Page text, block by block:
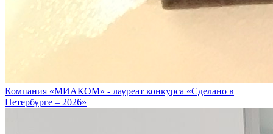
Компания «МИАКОМ» - лауреат конкурса «Сделано в
Петербурге – 2026»